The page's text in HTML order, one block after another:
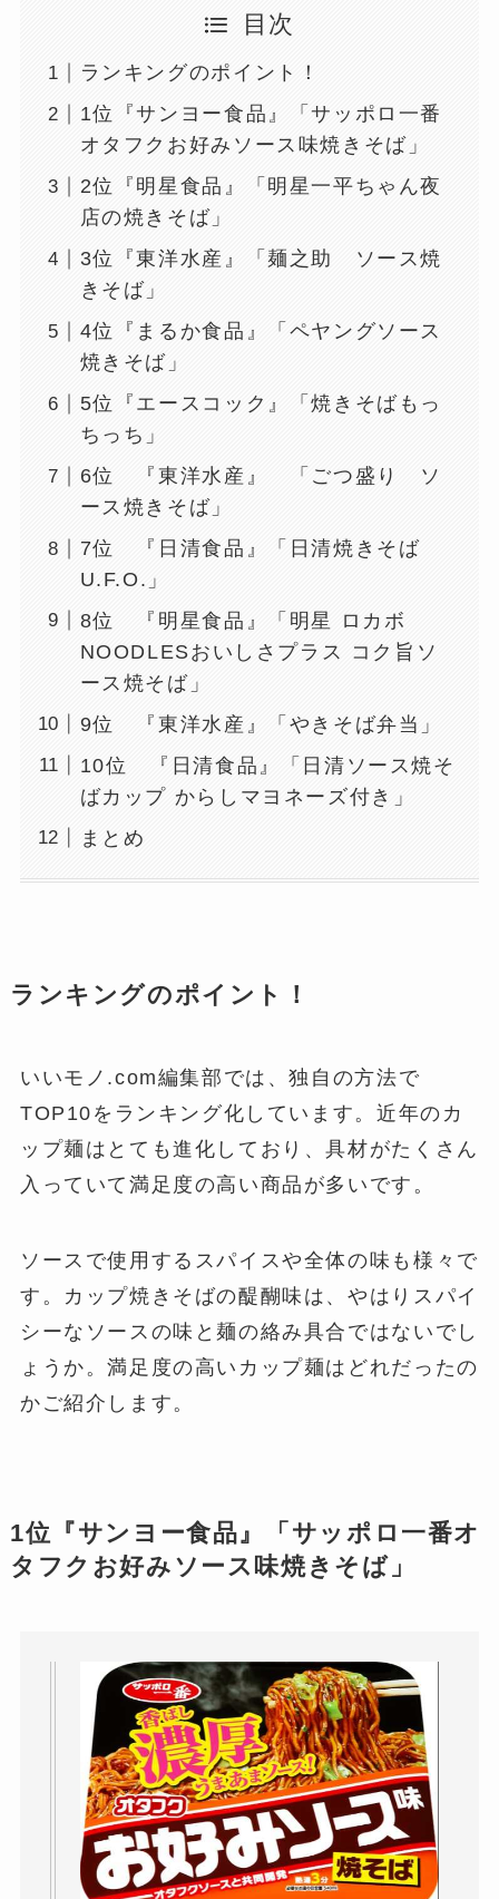
目次
ランキングのポイント！
1位『サンヨー食品』「サッポロ一番
オタフクお好みソース味焼きそば」
2位『明星食品』「明星一平ちゃん夜
店の焼きそば」
3位『東洋水産』「麺之助 ソース焼
きそば」
4位『まるか食品』「ペヤングソース
焼きそば」
5位『エースコック』「焼きそばもっ
ちっち」
6位 『東洋水産』 「ごつ盛り ソ
ース焼きそば」
7位 『日清食品』「日清焼きそば
U.F.O.」
8位 『明星食品』「明星 ロカボ
NOODLESおいしさプラス コク旨ソ
ース焼そば」
9位 『東洋水産』「やきそば弁当」
10位 『日清食品』「日清ソース焼そ
ばカップ からしマヨネーズ付き」
まとめ
ランキングのポイント！
いいモノ.com編集部では、独自の方法で
TOP10をランキング化しています。近年のカ
ップ麺はとても進化しており、具材がたくさん
入っていて満足度の高い商品が多いです。
ソースで使用するスパイスや全体の味も様々で
す。カップ焼きそばの醍醐味は、やはりスパイ
シーなソースの味と麺の絡み具合ではないでし
ょうか。満足度の高いカップ麺はどれだったの
かご紹介します。
1位『サンヨー食品』「サッポロ一番オ
タフクお好みソース味焼きそば」